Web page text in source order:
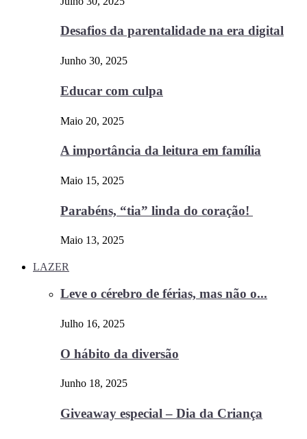
Desafios da parentalidade na era digital
Junho 30, 2025
Educar com culpa
Maio 20, 2025
A importância da leitura em família
Maio 15, 2025
Parabéns, “tia” linda do coração!
Maio 13, 2025
LAZER
Leve o cérebro de férias, mas não o...
Julho 16, 2025
O hábito da diversão
Junho 18, 2025
Giveaway especial – Dia da Criança